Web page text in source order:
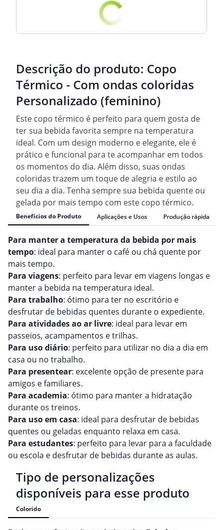
Descrição do produto: Copo
Térmico - Com ondas coloridas
Personalizado (feminino)
Este copo térmico é perfeito para quem gosta de
ter sua bebida favorita sempre na temperatura
ideal. Com um design moderno e elegante, ele é
prático e funcional para te acompanhar em todos
os momentos do dia. Além disso, suas ondas
coloridas trazem um toque de alegria e estilo ao
seu dia a dia. Tenha sempre sua bebida quente ou
gelada por mais tempo com este copo térmico.
Benefícios do Produto Aplicações e Usos Produção rápida
Para manter a temperatura da bebida por mais
tempo: ideal para manter o café ou chá quente por
mais tempo.
Para viagens: perfeito para levar em viagens longas e
manter a bebida na temperatura ideal.
Para trabalho: ótimo para ter no escritório e
desfrutar de bebidas quentes durante o expediente.
Para atividades ao ar livre: ideal para levar em
passeios, acampamentos e trilhas.
Para uso diário: perfeito para utilizar no dia a dia em
casa ou no trabalho.
Para presentear: excelente opção de presente para
amigos e familiares.
Para academia: ótimo para manter a hidratação
durante os treinos.
Para uso em casa: ideal para desfrutar de bebidas
quentes ou geladas enquanto relaxa em casa.
Para estudantes: perfeito para levar para a faculdade
ou escola e desfrutar de bebidas durante as aulas.
Tipo de personalizações
disponíveis para esse produto
Colorido